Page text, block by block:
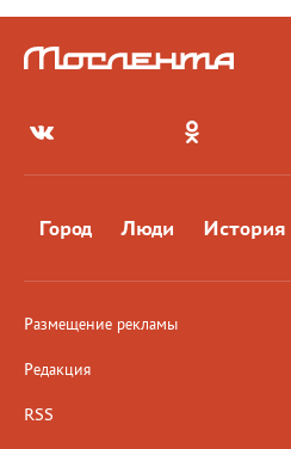
Город Люди История
Размещение рекламы
Редакция
RSS